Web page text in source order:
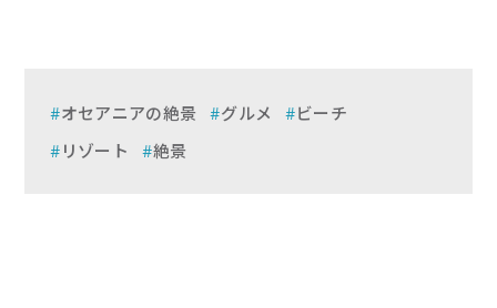
オセアニアの絶景 グルメ
ビーチ
リゾート
絶景